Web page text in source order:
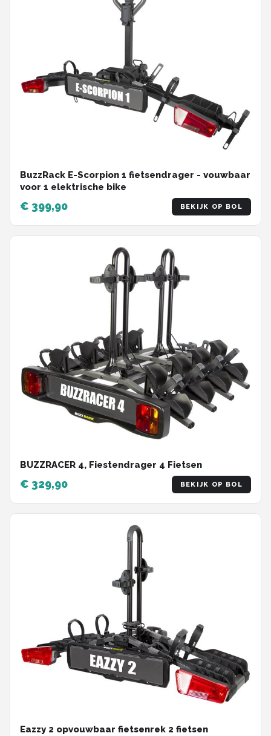
BuzzRack E-Scorpion 1 fietsendrager - vouwbaar
voor 1 elektrische bike
€ 399,90 BEKIJK OP BOL
BUZZRACER 4, Fiestendrager 4 Fietsen
€ 329,90 BEKIJK OP BOL
Eazzy 2 opvouwbaar fietsenrek 2 fietsen